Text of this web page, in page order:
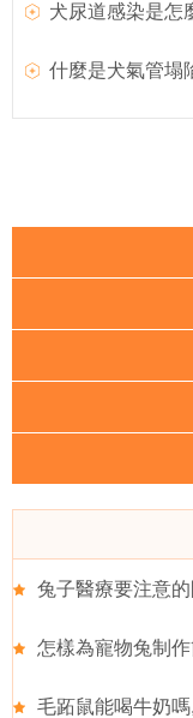
兔子醫療要注意
怎樣為寵物兔制
毛跖鼠能喝牛奶